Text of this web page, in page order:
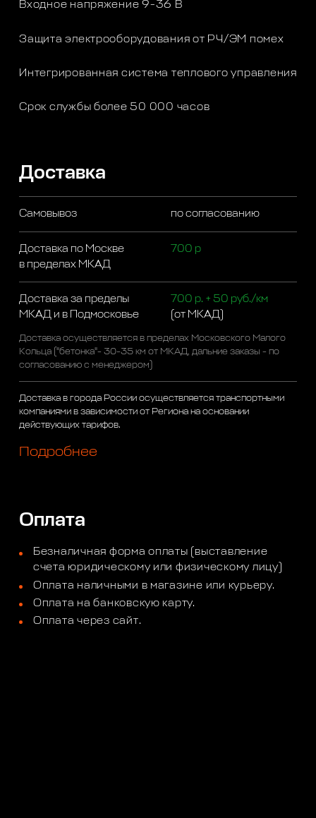
Входное напряжение 9-36 В
Защита электрооборудования от РЧ/ЭМ помех
Интегрированная система теплового управления
Срок службы более 50 000 часов
Доставка
Самовывоз по согласованию
Доставка по Москве
в пределах МКАД
700 р
Доставка за пределы
МКАД и в Подмосковье
700 р. + 50 руб./км
(от МКАД)
Доставка осуществляется в пределах Московского Малого
Кольца ("бетонка"- 30-35 км от МКАД, дальние заказы - по
согласованию с менеджером)
Доставка в города России осуществляется транспортными
компаниями в зависимости от Региона на основании
действующих тарифов.
Подробнее
Оплата
Безналичная форма оплаты (выставление
счета юридическому или физическому лицу)
Оплата наличными в магазине или курьеру.
Оплата на банковскую карту.
Оплата через сайт.